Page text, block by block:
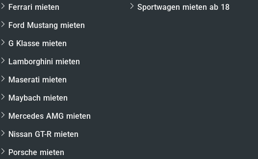
Ferrari mieten
Ford Mustang mieten
G Klasse mieten
Lamborghini mieten
Maserati mieten
Maybach mieten
Mercedes AMG mieten
Nissan GT-R mieten
Porsche mieten
Sportwagen mieten ab 18